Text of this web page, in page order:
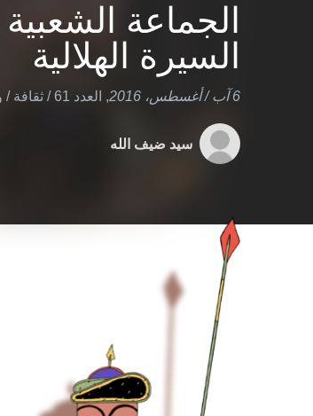
الجماعة
السيرة الهلالية
6 آب / أغسطس، 2016 , العدد 61 / ثقافة /
سيد ضيف الله